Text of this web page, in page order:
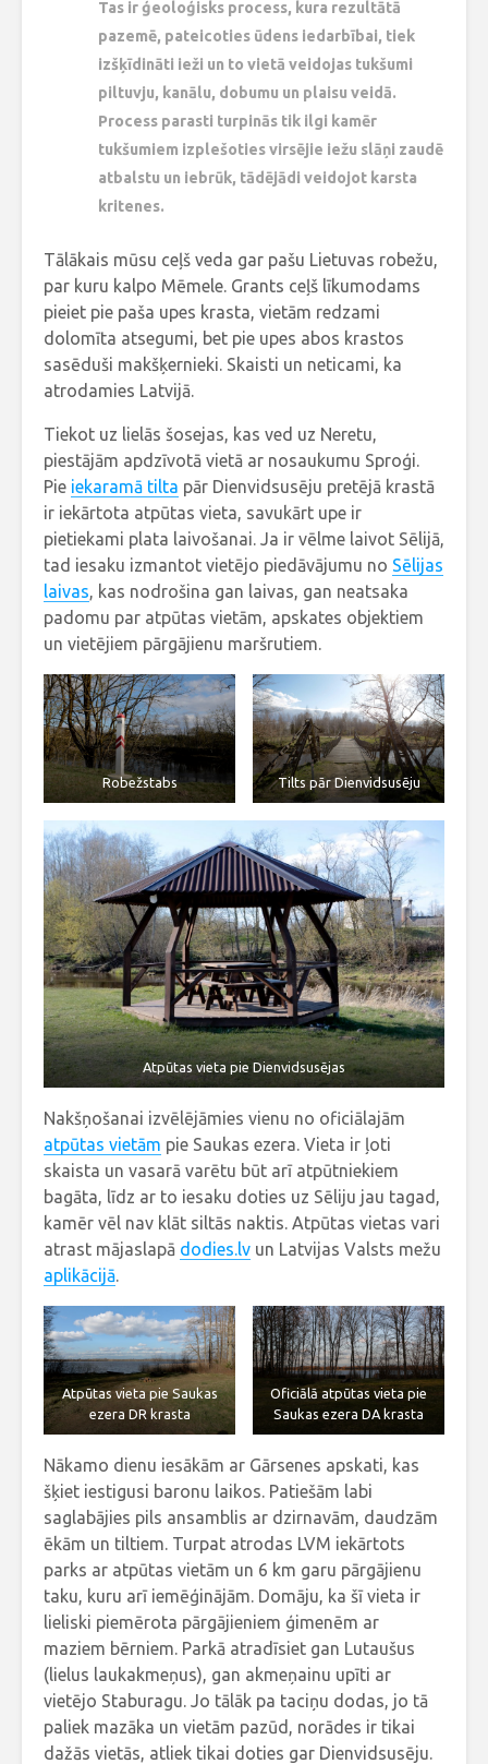
Tas ir ģeoloģisks process, kura rezultātā
pazemē, pateicoties ūdens iedarbībai, tiek
izšķīdināti ieži un to vietā veidojas tukšumi
piltuvju, kanālu, dobumu un plaisu veidā.
Process parasti turpinās tik ilgi kamēr
tukšumiem izplešoties virsējie iežu slāņi zaudē
atbalstu un iebrūk, tādējādi veidojot karsta
kritenes.
Tālākais mūsu ceļš veda gar pašu Lietuvas robežu,
par kuru kalpo Mēmele. Grants ceļš līkumodams
pieiet pie paša upes krasta, vietām redzami
dolomīta atsegumi, bet pie upes abos krastos
sasēduši makšķernieki. Skaisti un neticami, ka
atrodamies Latvijā.
Tiekot uz lielās šosejas, kas ved uz Neretu,
piestājām apdzīvotā vietā ar nosaukumu Sproģi.
Pie iekaramā tilta pār Dienvidsusēju pretējā krastā
ir iekārtota atpūtas vieta, savukārt upe ir
pietiekami plata laivošanai. Ja ir vēlme laivot Sēlijā,
tad iesaku izmantot vietējo piedāvājumu no Sēlijas
laivas, kas nodrošina gan laivas, gan neatsaka
padomu par atpūtas vietām, apskates objektiem
un vietējiem pārgājienu maršrutiem.
Robežstabs Tilts pār Dienvidsusēju
Atpūtas vieta pie Dienvidsusējas
Nakšņošanai izvēlējāmies vienu no oficiālajām
atpūtas vietām pie Saukas ezera. Vieta ir ļoti
skaista un vasarā varētu būt arī atpūtniekiem
bagāta, līdz ar to iesaku doties uz Sēliju jau tagad,
kamēr vēl nav klāt siltās naktis. Atpūtas vietas vari
atrast mājaslapā dodies.lv un Latvijas Valsts mežu
aplikācijā.
Atpūtas vieta pie Saukas
ezera DR krasta
Oficiālā atpūtas vieta pie
Saukas ezera DA krasta
Nākamo dienu iesākām ar Gārsenes apskati, kas
šķiet iestigusi baronu laikos. Patiešām labi
saglabājies pils ansamblis ar dzirnavām, daudzām
ēkām un tiltiem. Turpat atrodas LVM iekārtots
parks ar atpūtas vietām un 6 km garu pārgājienu
taku, kuru arī iemēģinājām. Domāju, ka šī vieta ir
lieliski piemērota pārgājieniem ģimenēm ar
maziem bērniem. Parkā atradīsiet gan Lutaušus
(lielus laukakmeņus), gan akmeņainu upīti ar
vietējo Staburagu. Jo tālāk pa taciņu dodas, jo tā
paliek mazāka un vietām pazūd, norādes ir tikai
dažās vietās, atliek tikai doties gar Dienvidsusēju.